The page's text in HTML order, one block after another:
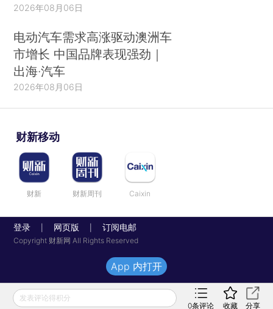
2026年08月06日
电动汽车需求高涨驱动澳洲车
市增长 中国品牌表现强劲｜
出海·汽车
2026年08月06日
财新移动
财新 财新周刊 Caixin
登录 网页版 订阅电邮
Copyright 财新网 All Rights Reserved
发表评论得积分
0条评论 收藏 分享
App 内打开